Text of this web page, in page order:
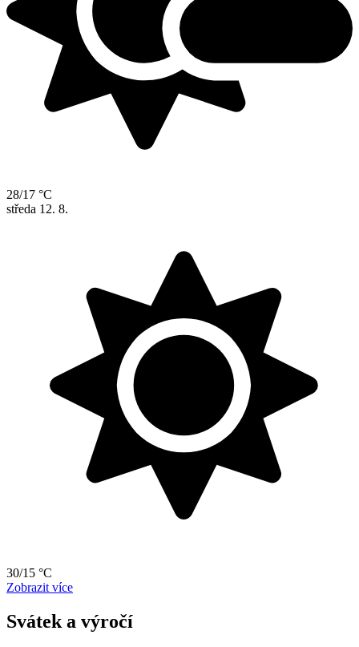
28/17 °C
středa 12. 8.
30/15 °C
Zobrazit více
Svátek a výročí